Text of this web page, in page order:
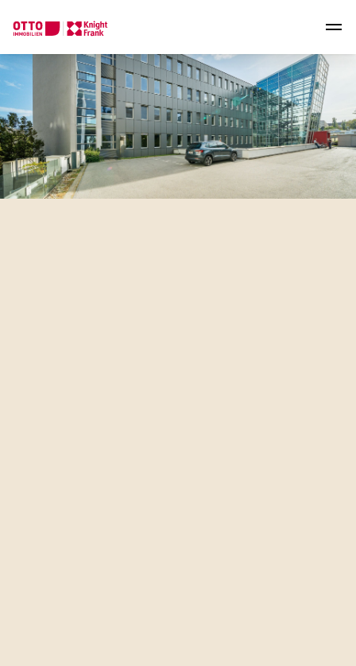
Wir finden Ihre
Traumimmobilie
Sagen Sie uns was Sie suchen und wir finden Ihre
Traumimmobilie aus über 2.000 ungelisteten Angeboten.
Wie möchten Sie uns kontaktieren?